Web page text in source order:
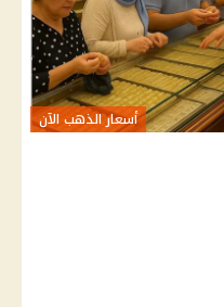
أسعار الذهب الآن